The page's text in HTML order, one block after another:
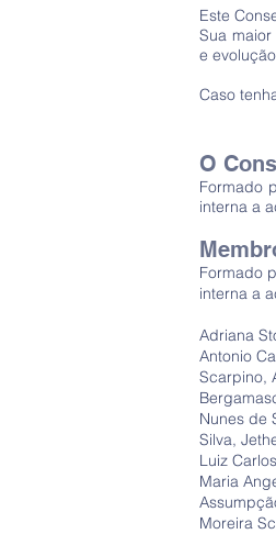
Este
Sua
e
Caso
O
Formado
interna a
Formado
interna a
Adriana
Antonio
Scarpino,
Nunes de
Silva,
Luiz
Maria
Moreira